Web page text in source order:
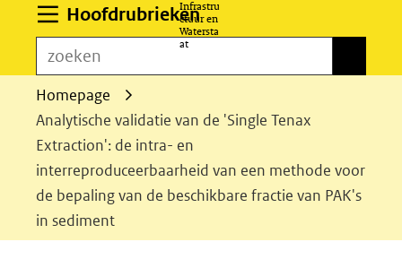
HoofdrubriekenUitklappen
zoeken
Homepage
Analytische validatie van de 'Single Tenax
Extraction': de intra- en
interreproduceerbaarheid van een methode voor
de bepaling van de beschikbare fractie van PAK's
in sediment